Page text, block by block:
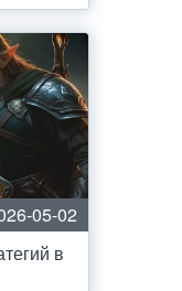
05-02
в